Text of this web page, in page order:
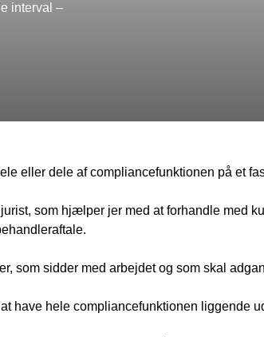
interval –
eller dele af compliancefunktionen på et
som hjælper jer med at forhandle med
som sidder med arbejdet og som skal
have hele compliancefunktionen liggende